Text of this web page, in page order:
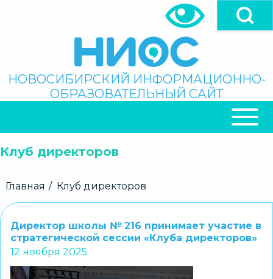
Поиск
НОВОСИБИРСКИЙ ИНФОРМАЦИОННО-
ОБРАЗОВАТЕЛЬНЫЙ САЙТ
НАВИГАЦИЯ
Клуб директоров
Строка
Главная Клуб директоров
Директор школы № 216 принимает участие в
стратегической сессии «Клуба директоров»
12 ноября 2025